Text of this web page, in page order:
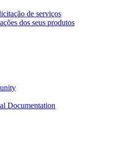
de serviços
dos seus produtos
Documentation